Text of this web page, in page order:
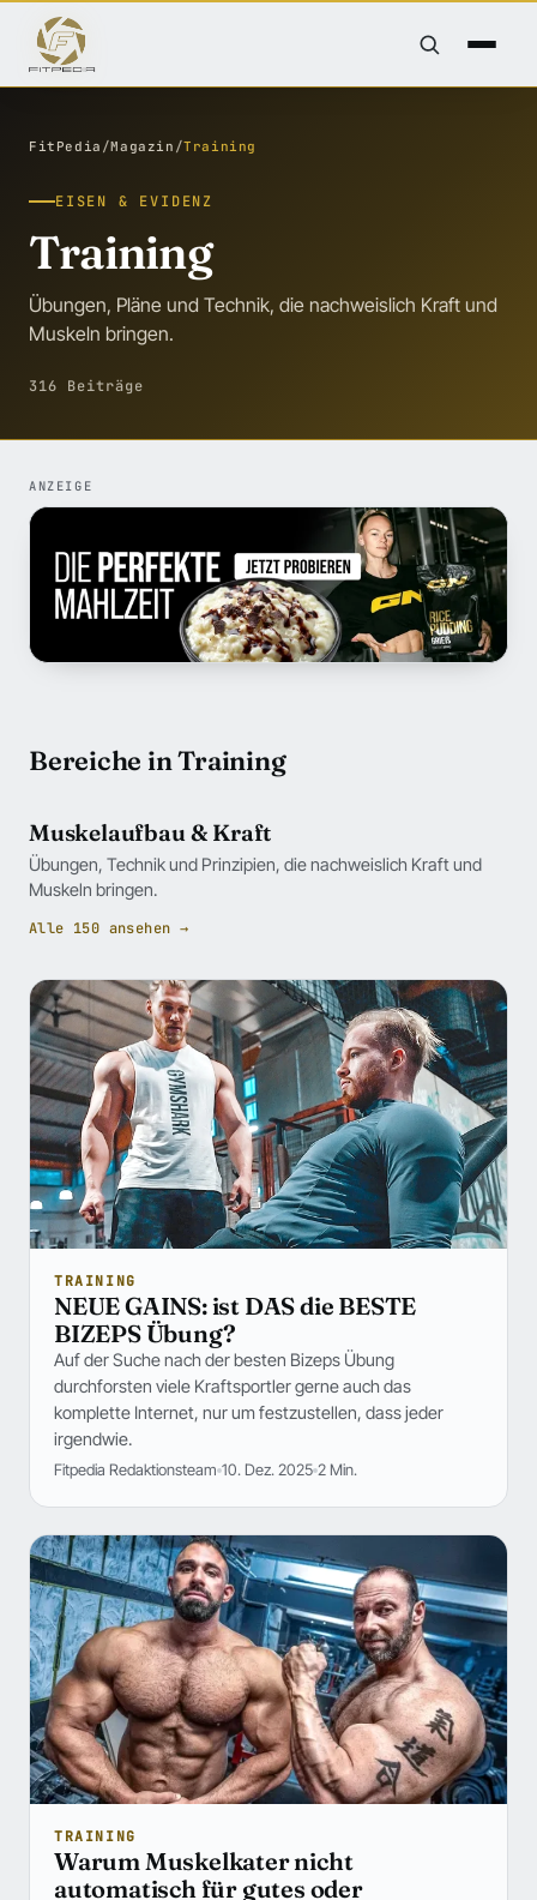
FitPedia /Magazin /Training
EISEN & EVIDENZ
Training
Übungen, Pläne und Technik, die nachweislich Kraft und
Muskeln bringen.
316 Beiträge
ANZEIGE
Bereiche in Training
Muskelaufbau & Kraft
Übungen, Technik und Prinzipien, die nachweislich Kraft und
Muskeln bringen.
Alle 150 ansehen →
TRAINING
NEUE GAINS: ist DAS die BESTE
BIZEPS Übung?
Auf der Suche nach der besten Bizeps Übung
durchforsten viele Kraftsportler gerne auch das
komplette Internet, nur um festzustellen, dass jeder
irgendwie.
Fitpedia Redaktionsteam 10. Dez. 2025 2 Min.
TRAINING
Warum Muskelkater nicht
automatisch für gutes oder